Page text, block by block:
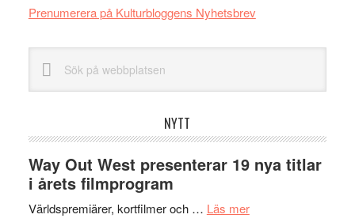
Prenumerera på Kulturbloggens Nyhetsbrev
webbplatsen
NYTT
Way Out West presenterar 19 nya titlar
i årets filmprogram
Världspremiärer, kortfilmer och … Läs merom